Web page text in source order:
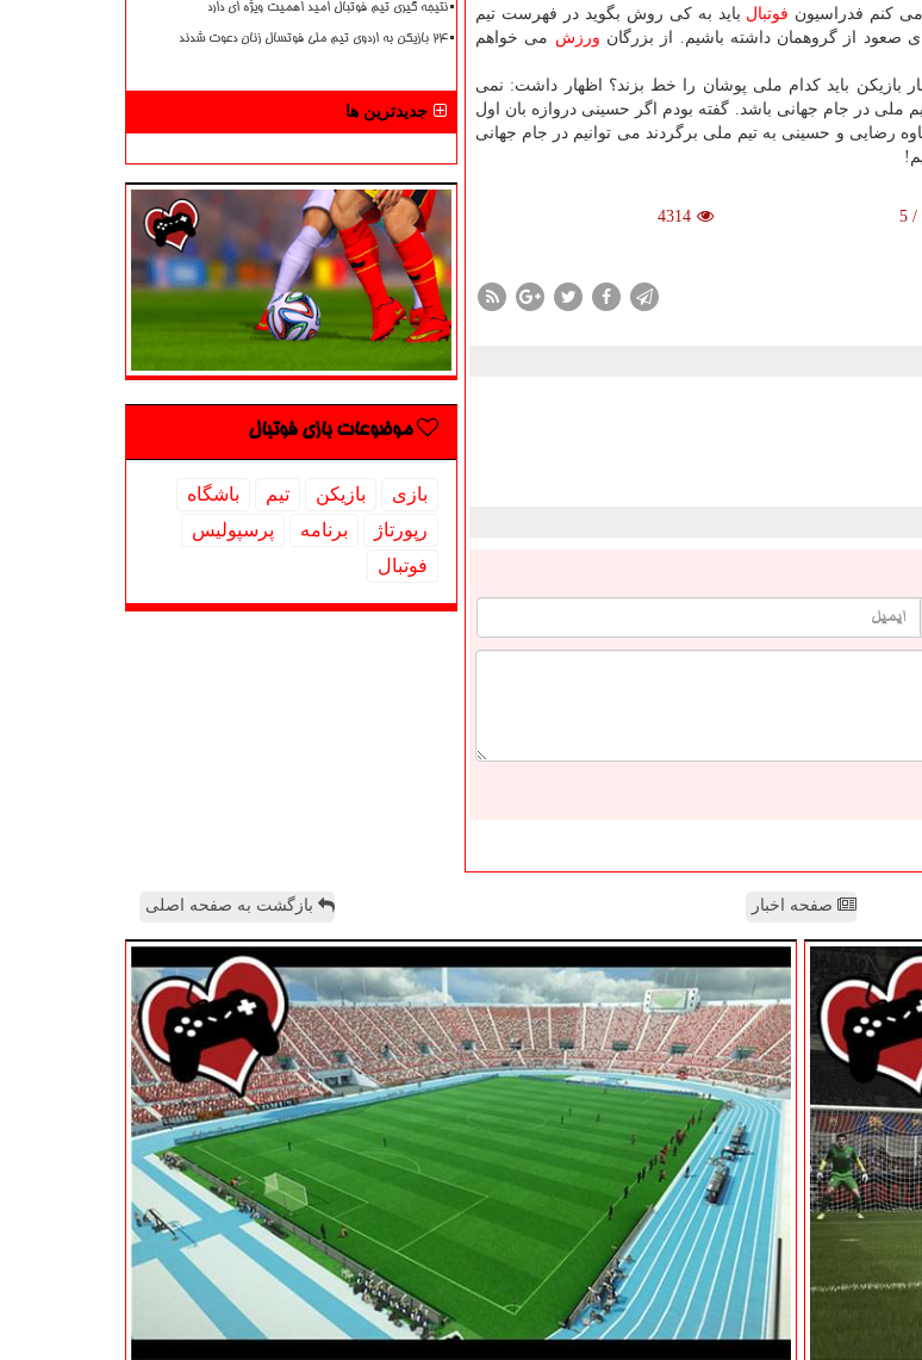
كنم فدراسیون فوتبال باید به كی روش بگوید در فهرست تیم
صعود از گروهمان داشته باشیم. از بزرگان ورزش می خواهم
بازیكن باید كدام ملی پوشان را خط بزند؟ اظهار داشت: نمی
در جام جهانی باشد. گفته بودم اگر حسینی دروازه بان اول
رضایی و حسینی به تیم ملی برگردند می توانیم در جام جهانی
/
5
4314
نتیجه گیری تیم فوتبال امید اهمیت ویژه ای دارد
۲۴ بازیکن به اردوی تیم ملی فوتسال زنان دعوت شدند
جدیدترین ها
موضوعات بازی فوتبال
بازی بازیكن تیم
باشگاه
رپورتاژ
برنامه
پرسپولیس
فوتبال
صفحه اخبار بازگشت به صفحه اصلی